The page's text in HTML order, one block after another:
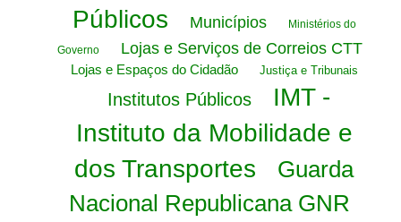
Públicos
Municípios Ministérios do
Governo Lojas e Serviços de Correios CTT
Lojas e Espaços do Cidadão Justiça e Tribunais
Institutos Públicos
IMT -
Instituto da Mobilidade e
dos Transportes
Guarda
Nacional Republicana GNR